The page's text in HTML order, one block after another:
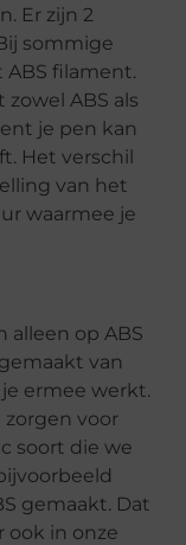
Er zijn 2
sommige
filament.
ABS als
je pen kan
Het verschil
van het
waarmee je
alleen op ABS
van
je ermee werkt.
zorgen voor
soort die we
gemaakt. Dat
ook in onze